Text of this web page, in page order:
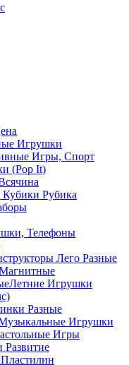
Игрушки
Игры, Спорт
(Pop It)
Рубика
Телефоны
Лего Разные
Летние Игрушки
Разные
Игрушки
Игры
Развитие
Пластилин